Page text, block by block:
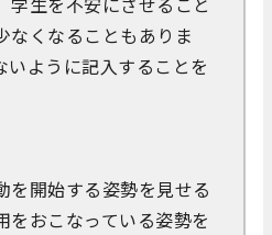
なくなることもありま
いように記入することを
を開始する姿勢を見せる
をおこなっている姿勢を